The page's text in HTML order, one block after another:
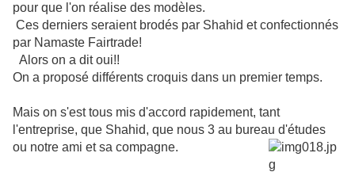
pour que l'on réalise des modèles.
Ces derniers seraient brodés par Shahid et confectionnés
par Namaste Fairtrade!
Alors on a dit oui!!
On a proposé différents croquis dans un premier temps.
Mais on s'est tous mis d'accord rapidement, tant
l'entreprise, que Shahid, que nous 3 au bureau d'études
ou notre ami et sa compagne.